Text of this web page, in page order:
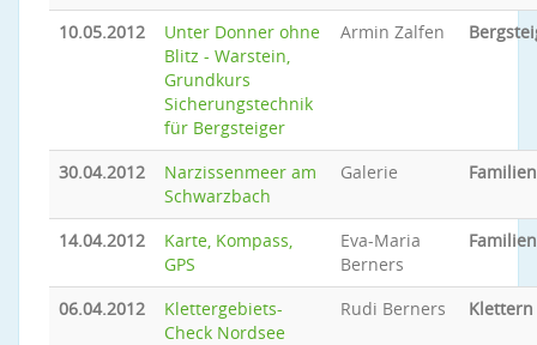
10.05.2012
Unter Donner ohne
Blitz - Warstein,
Grundkurs
Sicherungstechnik
für Bergsteiger
Armin Zalfen
30.04.2012
Narzissenmeer am
Schwarzbach
Galerie
14.04.2012
Karte, Kompass,
GPS
Eva-Maria
Berners
06.04.2012
Klettergebiets-
Check Nordsee
Rudi Berners Klettern